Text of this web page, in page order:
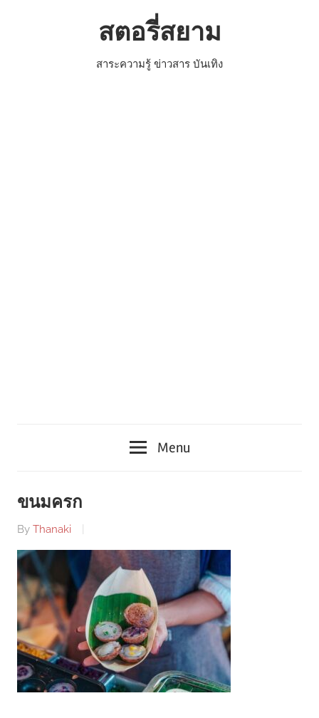
สตอรี่สยาม
สาระความรู้ ข่าวสาร บันเทิง
Menu
ขนมครก
By Thanaki